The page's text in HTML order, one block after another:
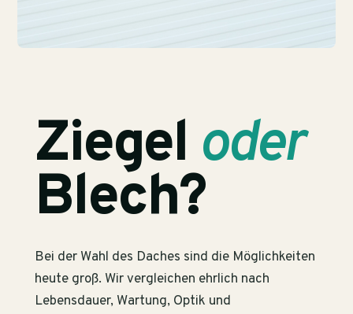
Ziegel oder
Blech?
Bei der Wahl des Daches sind die Möglichkeiten
heute groß. Wir vergleichen ehrlich nach
Lebensdauer, Wartung, Optik und